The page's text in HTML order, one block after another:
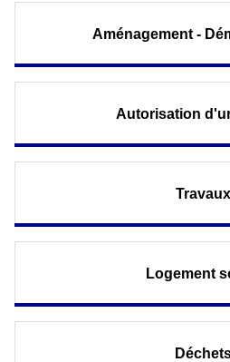
Aménagement -
Autorisation
Travaux
Logement